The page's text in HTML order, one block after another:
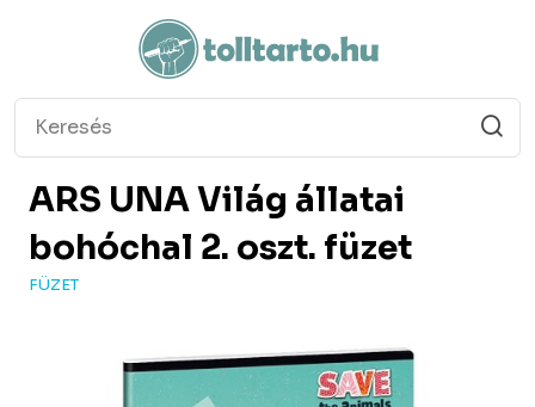
ARS UNAVilág állatai
bohóchal 2. oszt. füzet
FÜZET